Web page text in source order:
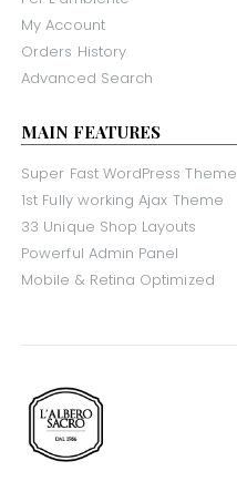
My Account
Orders History
Advanced Search
MAIN FEATURES
Super Fast WordPress Theme
1st Fully working Ajax Theme
33 Unique Shop Layouts
Powerful Admin Panel
Mobile & Retina Optimized